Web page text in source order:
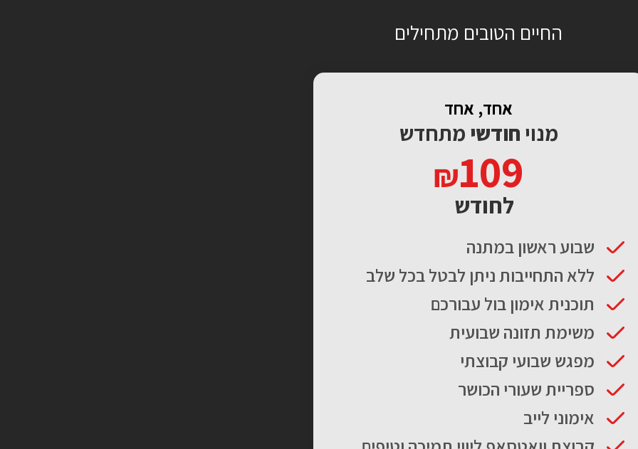
החיים הטובים מתחילים
אחד, אחד
מנוי חודשי מתחדש
109
לחודש
שבוע ראשון במתנה
ללא התחייבות ניתן לבטל בכל שלב
תוכנית אימון בול עבורכם
משימת תזונה שבועית
מפגש שבועי קבוצתי
ספריית שעורי הכושר
אימוני לייב